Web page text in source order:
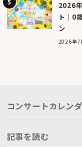
2026
ト｜0
ン
2026年7
コンサートカレン
記事を読む